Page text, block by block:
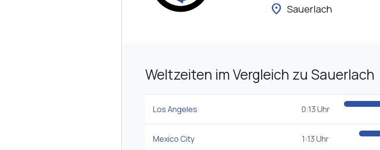
location_on Sauerlach
Weltzeiten im Vergleich zu Sauerlach
Los Angeles 0:13 Uhr
Mexico City 1:13 Uhr